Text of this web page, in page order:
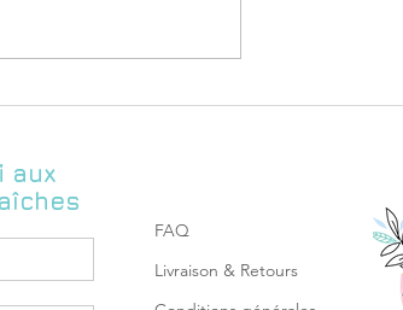
aux
FAQ
Livraison & Retours